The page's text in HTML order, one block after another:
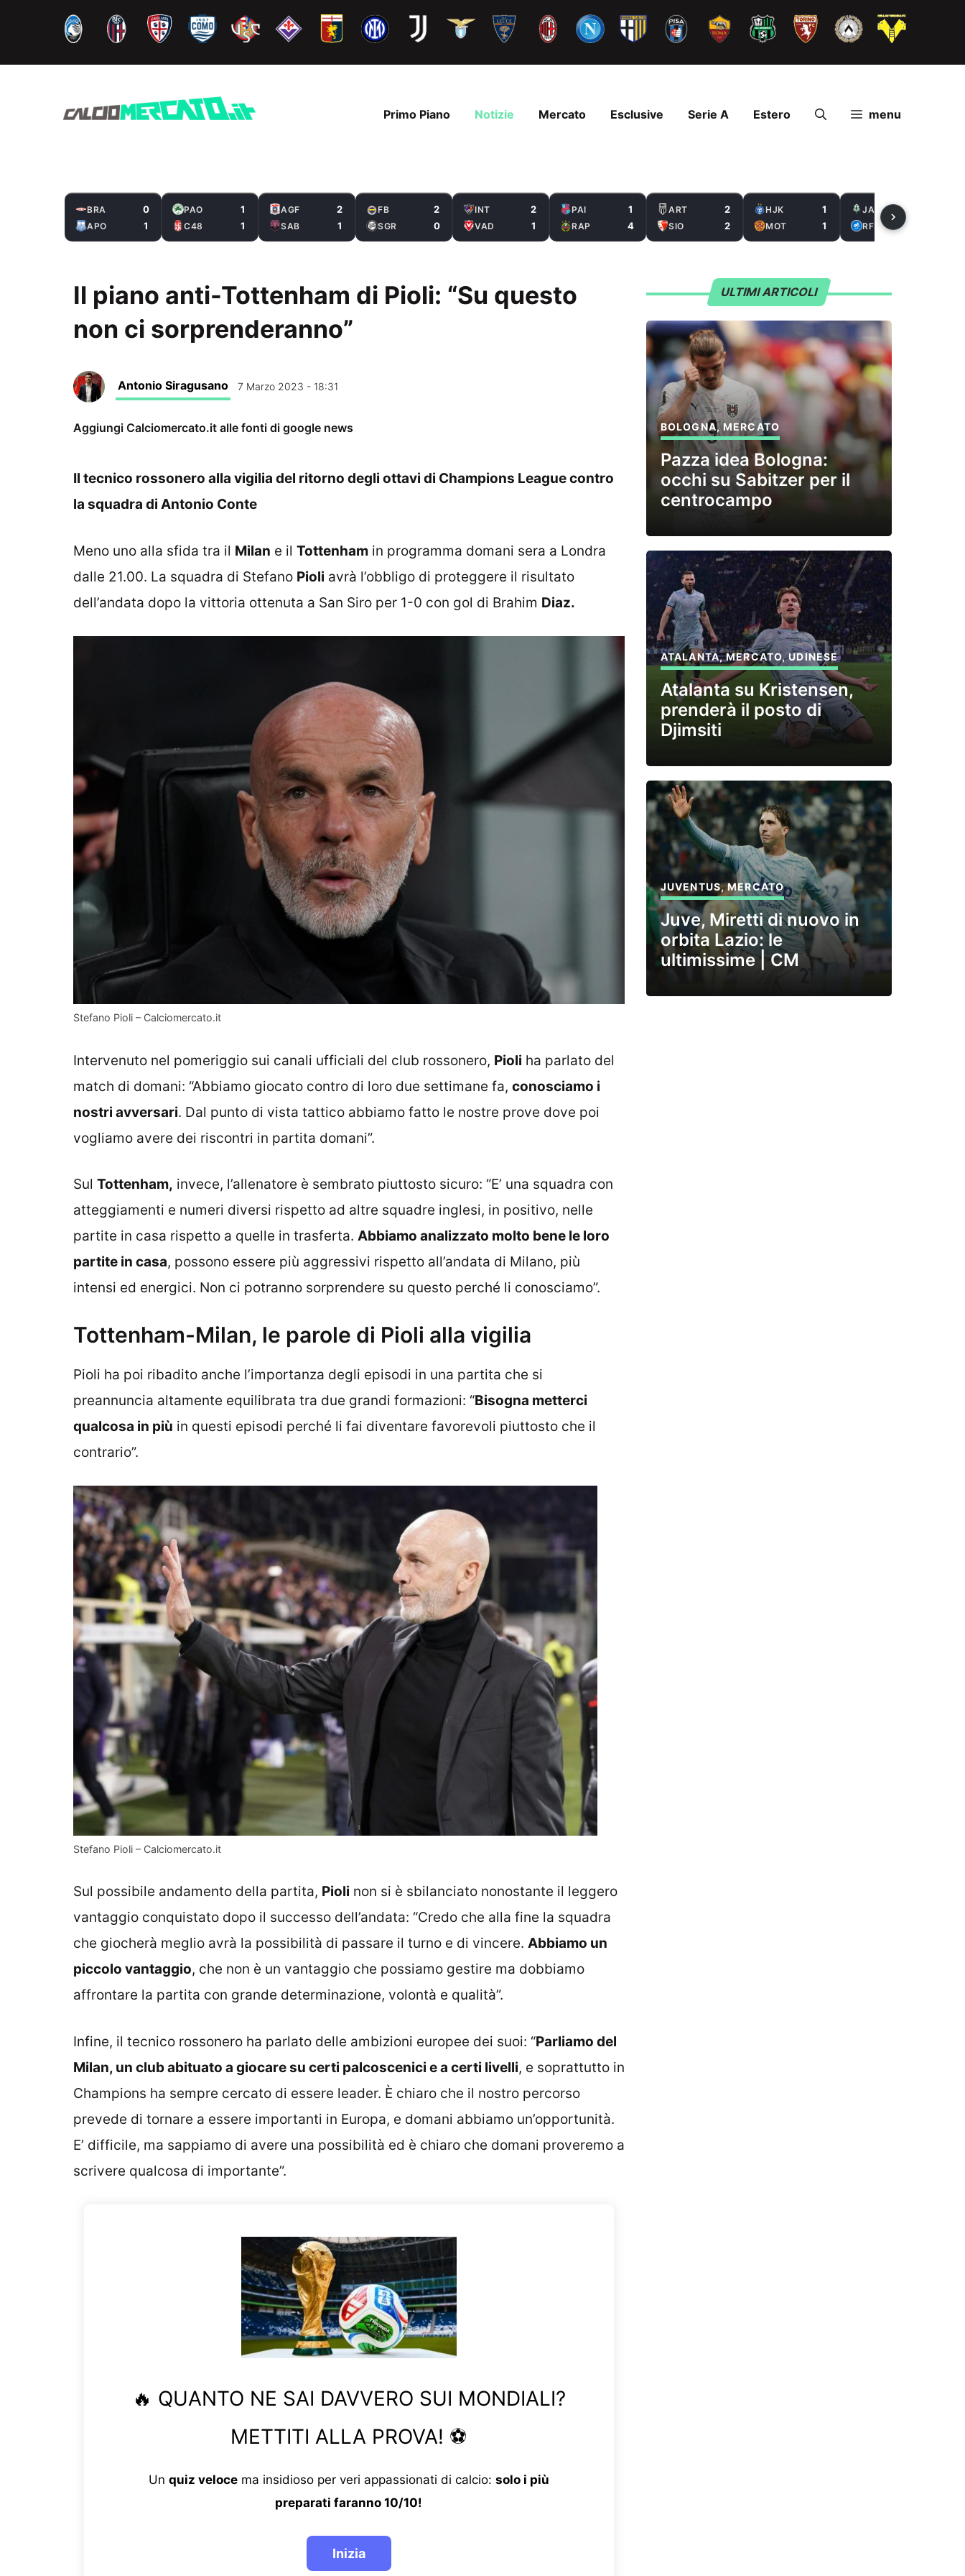
contenuto
Primo Piano Notizie Mercato Esclusive Serie A Estero menu
BRA 0
APO 1
PAO 1
C48 1
AGF 2
SAB 1
FB 2
SGR 0
INT 2
VAD 1
PAI 1
RAP 4
ART 2
SIO 2
HJK 1
MOT 1
JAB
RFS
Il piano anti-Tottenham di Pioli: “Su questo
non ci sorprenderanno”
Antonio Siragusano 7 Marzo 2023 - 18:31
Aggiungi Calciomercato.it alle fonti di google news
Il tecnico rossonero alla vigilia del ritorno degli ottavi di Champions League contro
la squadra di Antonio Conte
Meno uno alla sfida tra il Milan e il Tottenham in programma domani sera a Londra
dalle 21.00. La squadra di Stefano Pioli avrà l’obbligo di proteggere il risultato
dell’andata dopo la vittoria ottenuta a San Siro per 1-0 con gol di Brahim Diaz.
Stefano Pioli – Calciomercato.it
Intervenuto nel pomeriggio sui canali ufficiali del club rossonero, Pioli ha parlato del
match di domani: “Abbiamo giocato contro di loro due settimane fa, conosciamo i
nostri avversari. Dal punto di vista tattico abbiamo fatto le nostre prove dove poi
vogliamo avere dei riscontri in partita domani”.
Sul Tottenham, invece, l’allenatore è sembrato piuttosto sicuro: “E’ una squadra con
atteggiamenti e numeri diversi rispetto ad altre squadre inglesi, in positivo, nelle
partite in casa rispetto a quelle in trasferta. Abbiamo analizzato molto bene le loro
partite in casa, possono essere più aggressivi rispetto all’andata di Milano, più
intensi ed energici. Non ci potranno sorprendere su questo perché li conosciamo”.
Tottenham-Milan, le parole di Pioli alla vigilia
Pioli ha poi ribadito anche l’importanza degli episodi in una partita che si
preannuncia altamente equilibrata tra due grandi formazioni: “Bisogna metterci
qualcosa in più in questi episodi perché li fai diventare favorevoli piuttosto che il
contrario”.
Stefano Pioli – Calciomercato.it
Sul possibile andamento della partita, Pioli non si è sbilanciato nonostante il leggero
vantaggio conquistato dopo il successo dell’andata: “Credo che alla fine la squadra
che giocherà meglio avrà la possibilità di passare il turno e di vincere. Abbiamo un
piccolo vantaggio, che non è un vantaggio che possiamo gestire ma dobbiamo
affrontare la partita con grande determinazione, volontà e qualità”.
Infine, il tecnico rossonero ha parlato delle ambizioni europee dei suoi: “Parliamo del
Milan, un club abituato a giocare su certi palcoscenici e a certi livelli, e soprattutto in
Champions ha sempre cercato di essere leader. È chiaro che il nostro percorso
prevede di tornare a essere importanti in Europa, e domani abbiamo un’opportunità.
E’ difficile, ma sappiamo di avere una possibilità ed è chiaro che domani proveremo a
scrivere qualcosa di importante”.
🔥 QUANTO NE SAI DAVVERO SUI MONDIALI?
METTITI ALLA PROVA! ⚽
Un quiz velocema insidioso per veri appassionati di calcio: solo i più
preparati faranno 10/10!
ULTIMI ARTICOLI
BOLOGNA,MERCATO
Pazza idea Bologna:
occhi su Sabitzer per il
centrocampo
ATALANTA,MERCATO,UDINESE
Atalanta su Kristensen,
prenderà il posto di
Djimsiti
JUVENTUS,MERCATO
Juve, Miretti di nuovo in
orbita Lazio: le
ultimissime | CM